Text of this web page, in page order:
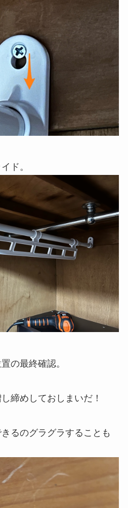
ド。
の最終確認。
締めしておしまいだ！
るのグラグラすることも